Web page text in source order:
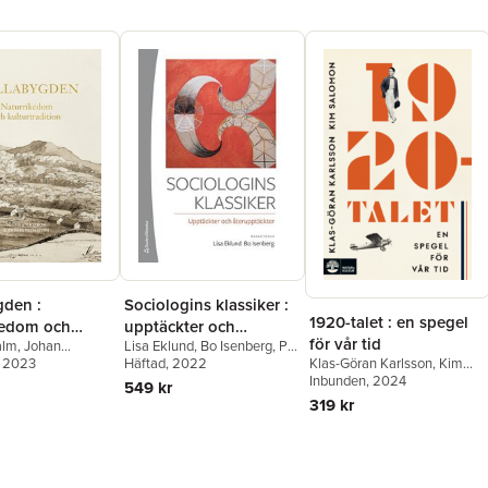
:
och
,Johan
2023
Sociologins klassiker :
upptäckter och
återupptäckter
Lisa Eklund, Bo Isenberg, Per
Becker,Kalle Berggren
Micael Björk
Edling,Hedvig Ekerwald
Häftad, 2022
549 kr
1920-talet : en spegel
för vår tid
Klas-Göran Karlsson, Kim
Salomon
Inbunden, 2024
319 kr